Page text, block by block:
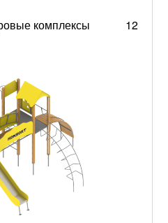
комплексы 12